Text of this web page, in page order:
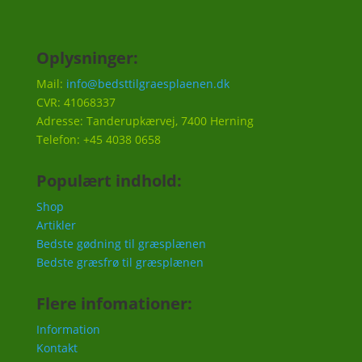
Oplysninger:
Mail: info@bedsttilgraesplaenen.dk
CVR: 41068337
Adresse: Tanderupkærvej, 7400 Herning
Telefon: +45 4038 0658
Populært indhold:
Shop
Artikler
Bedste gødning til græsplænen
Bedste græsfrø til græsplænen
Flere infomationer:
Information
Kontakt